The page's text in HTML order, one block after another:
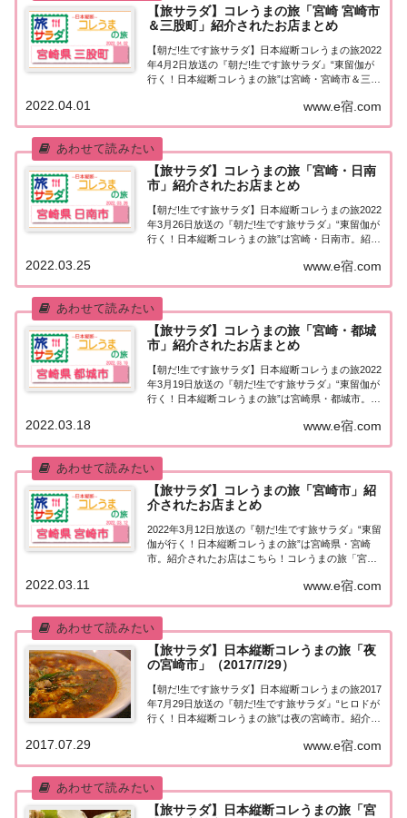
【旅サラダ】コレうまの旅「宮崎 宮崎市
＆三股町」紹介されたお店まとめ
【朝だ!生です旅サラダ】日本縦断コレうまの旅2022
年4月2日放送の『朝だ!生です旅サラダ』“東留伽が
行く！日本縦断コレうまの旅”は宮崎・宮崎市＆三股
崎・宮崎市＆三股町」「東留伽が行く！日本縦断コ
レうまの旅」東留伽アナウンサーが美味しい...
www.e宿.com
2022.04.01
【旅サラダ】コレうまの旅「宮崎・日南
市」紹介されたお店まとめ
【朝だ!生です旅サラダ】日本縦断コレうまの旅2022
年3月26日放送の『朝だ!生です旅サラダ』“東留伽が
行く！日本縦断コレうまの旅”は宮崎・日南市。紹介
市」「東留伽が行く！日本縦断コレうまの旅」東留
www.e宿.com
2022.03.25
【旅サラダ】コレうまの旅「宮崎・都城
市」紹介されたお店まとめ
【朝だ!生です旅サラダ】日本縦断コレうまの旅2022
年3月19日放送の『朝だ!生です旅サラダ』“東留伽が
行く！日本縦断コレうまの旅”は宮崎県・都城市。紹
市」「東留伽が行く！日本縦断コレうまの旅」東留
www.e宿.com
2022.03.18
【旅サラダ】コレうまの旅「宮崎市」紹
介されたお店まとめ
2022年3月12日放送の『朝だ!生です旅サラダ』“東留
伽が行く！日本縦断コレうまの旅”は宮崎県・宮崎
市。紹介されたお店はこちら！コレうまの旅「宮崎
伽アナウンサーが美味しいもの探し♪今週は宮崎
www.e宿.com
2022.03.11
【旅サラダ】日本縦断コレうまの旅「夜
の宮崎市」（2017/7/29）
【朝だ!生です旅サラダ】日本縦断コレうまの旅2017
年7月29日放送の『朝だ!生です旅サラダ』“ヒロドが
行く！日本縦断コレうまの旅”は夜の宮崎市。紹介さ
「夜の宮崎市」「ヒロドが行く！日本縦断コレうま
www.e宿.com
2017.07.29
【旅サラダ】日本縦断コレうまの旅「宮